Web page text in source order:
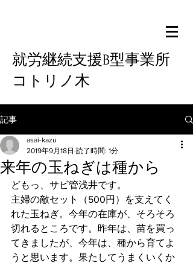
就労継続支援B型事業所
コトリノ木
記事
来年の玉ねぎは種から
asai-kazu
2019年9月18日 読了時間: 1分
どもっ、サビ管浅井です。
主婦の敵セット（500円）を支えてく
れた玉ねぎ。今年の在庫が、そろそろ
切れるところです。昨年は、苗を買っ
てきましたが、今年は、種から育てよ
うと思います。果たしてうまくいくか